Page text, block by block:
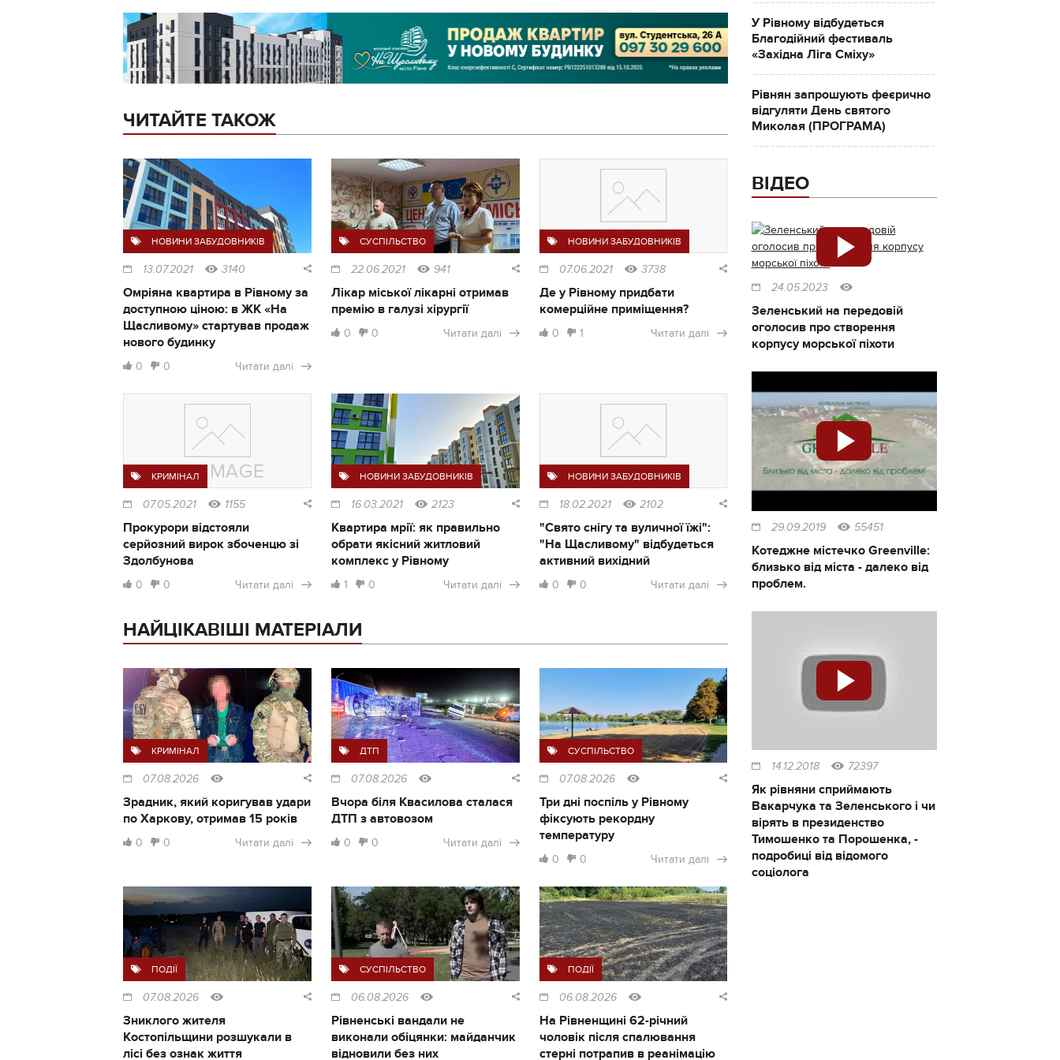
ЧИТАЙТЕ ТАКОЖ
НОВИНИ ЗАБУДОВНИКІВ
13.07.2021 3140
Омріяна квартира в Рівному за
доступною ціною: в ЖК «На
Щасливому» стартував продаж
нового будинку
0 0 Читати далі
СУСПІЛЬСТВО
22.06.2021 941
Лікар міської лікарні отримав
премію в галузі хірургії
0 0 Читати далі
НОВИНИ ЗАБУДОВНИКІВ
07.06.2021 3738
Де у Рівному придбати
комерційне приміщення?
0 1 Читати далі
КРИМІНАЛ
07.05.2021 1155
Прокурори відстояли
серйозний вирок збоченцю зі
Здолбунова
0 0 Читати далі
НОВИНИ ЗАБУДОВНИКІВ
16.03.2021 2123
Квартира мрії: як правильно
обрати якісний житловий
комплекс у Рівному
1 0 Читати далі
НОВИНИ ЗАБУДОВНИКІВ
18.02.2021 2102
"Свято снігу та вуличної їжі":
"На Щасливому" відбудеться
активний вихідний
0 0 Читати далі
НАЙЦІКАВІШІ МАТЕРІАЛИ
КРИМІНАЛ
07.08.2026
Зрадник, який коригував удари
по Харкову, отримав 15 років
0 0 Читати далі
ДТП
07.08.2026
Вчора біля Квасилова сталася
ДТП з автовозом
0 0 Читати далі
СУСПІЛЬСТВО
07.08.2026
Три дні поспіль у Рівному
фіксують рекордну
температуру
0 0 Читати далі
ПОДІЇ
07.08.2026
Зниклого жителя
Костопільщини розшукали в
лісі без ознак життя
СУСПІЛЬСТВО
06.08.2026
Рівненські вандали не
виконали обіцянки: майданчик
відновили без них
ПОДІЇ
06.08.2026
На Рівненщині 62-річний
чоловік після спалювання
стерні потрапив в реанімацію
У Рівному відбудеться
Благодійний фестиваль
«Західна Ліга Сміху»
Рівнян запрошують феєрично
відгуляти День святого
Миколая (ПРОГРАМА)
ВІДЕО
24.05.2023
Зеленський на передовій
оголосив про створення
корпусу морської піхоти
29.09.2019 55451
Котеджне містечко Greenville:
близько від міста - далеко від
проблем.
14.12.2018 72397
Як рівняни сприймають
Вакарчука та Зеленського і чи
вірять в президенство
Тимошенко та Порошенка, -
подробиці від відомого
соціолога